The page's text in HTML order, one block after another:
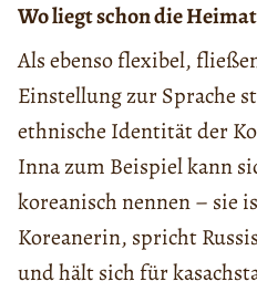
Wo liegt schon die
Als ebenso flexibel,
Einstellung zur Sprache
ethnische Identität der
Inna zum Beispiel kann
koreanisch nennen – sie
Koreanerin, spricht
und hält sich für